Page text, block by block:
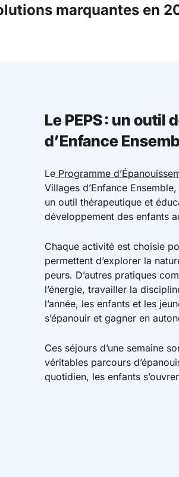
marquantes en
Le PEPS : un outil
d’Enfance
Le Programme
Villages d’Enfance
un outil thérapeutique et
développement des enfants
Chaque activité est choisie
permettent d’explorer la
peurs. D’autres pratiques
l’énergie, travailler la
l’année, les enfants et les
s’épanouir et gagner en
Ces séjours d’une semaine
véritables parcours
quotidien, les enfants